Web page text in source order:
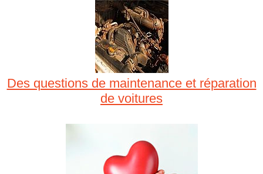
Des questions de maintenance et réparation
de voitures